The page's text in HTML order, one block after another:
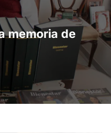
memoria de